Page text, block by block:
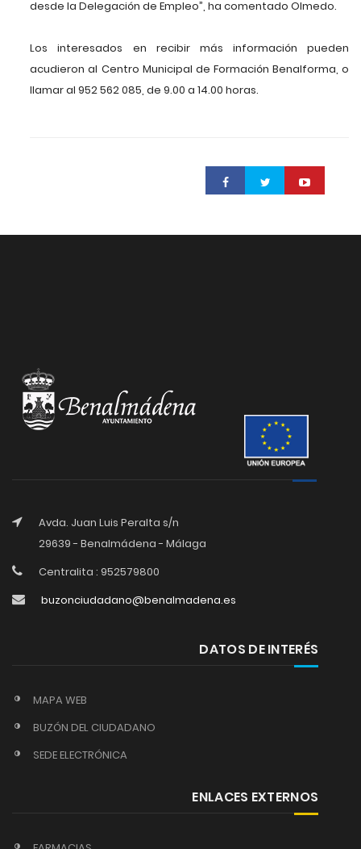
desde la Delegación de Empleo”, ha comentado Olmedo.
Los interesados en recibir más información pueden
acudieron al Centro Municipal de Formación Benalforma, o
llamar al 952 562 085, de 9.00 a 14.00 horas.
Avda. Juan Luis Peralta s/n
29639 - Benalmádena - Málaga
Centralita : 952579800
buzonciudadano@benalmadena.es
DATOS DE INTERÉS
MAPA WEB
BUZÓN DEL CIUDADANO
SEDE ELECTRÓNICA
ENLACES EXTERNOS